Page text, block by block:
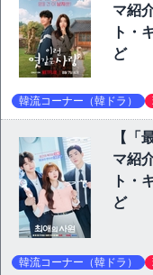
マ紹
ト・
ど
韓流コーナー（韓ドラ）
【「
マ紹
ト・
ど
韓流コーナー（韓ドラ）